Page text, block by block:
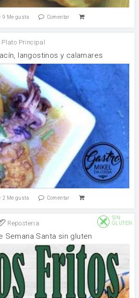
9 Me gusta Comentar
Plato Principal
langostinos y calamares
2 Me gusta Comentar
Reposteria
SIN
GLUTEN
Semana Santa sin gluten